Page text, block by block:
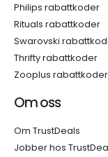
Philips rabattkoder
Rituals rabattkoder
Swarovski
Thrifty rabattkoder
Zooplus rabattkoder
Om oss
Om TrustDeals
Jobber hos